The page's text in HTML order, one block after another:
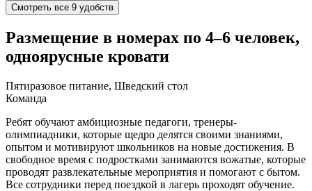
Смотреть все 9 удобств
Размещение в номерах по 4–6 человек,
одноярусные кровати
Пятиразовое питание, Шведский стол
Команда
Ребят обучают амбициозные педагоги, тренеры-
олимпиадники, которые щедро делятся своими знаниями,
опытом и мотивируют школьников на новые достижения. В
свободное время с подростками занимаются вожатые, которые
проводят развлекательные мероприятия и помогают с бытом.
Все сотрудники перед поездкой в лагерь проходят обучение.